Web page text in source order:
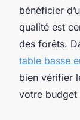
bénéficier
qualité est
des forêts.
table basse
bien vérifier
votre budget